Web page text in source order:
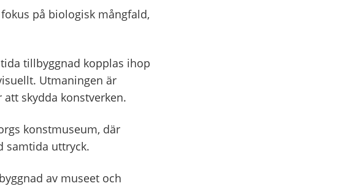
på biologisk mångfald,
tillbyggnad kopplas ihop
Utmaningen är
skydda konstverken.
konstmuseum, där
samtida uttryck.
av museet och